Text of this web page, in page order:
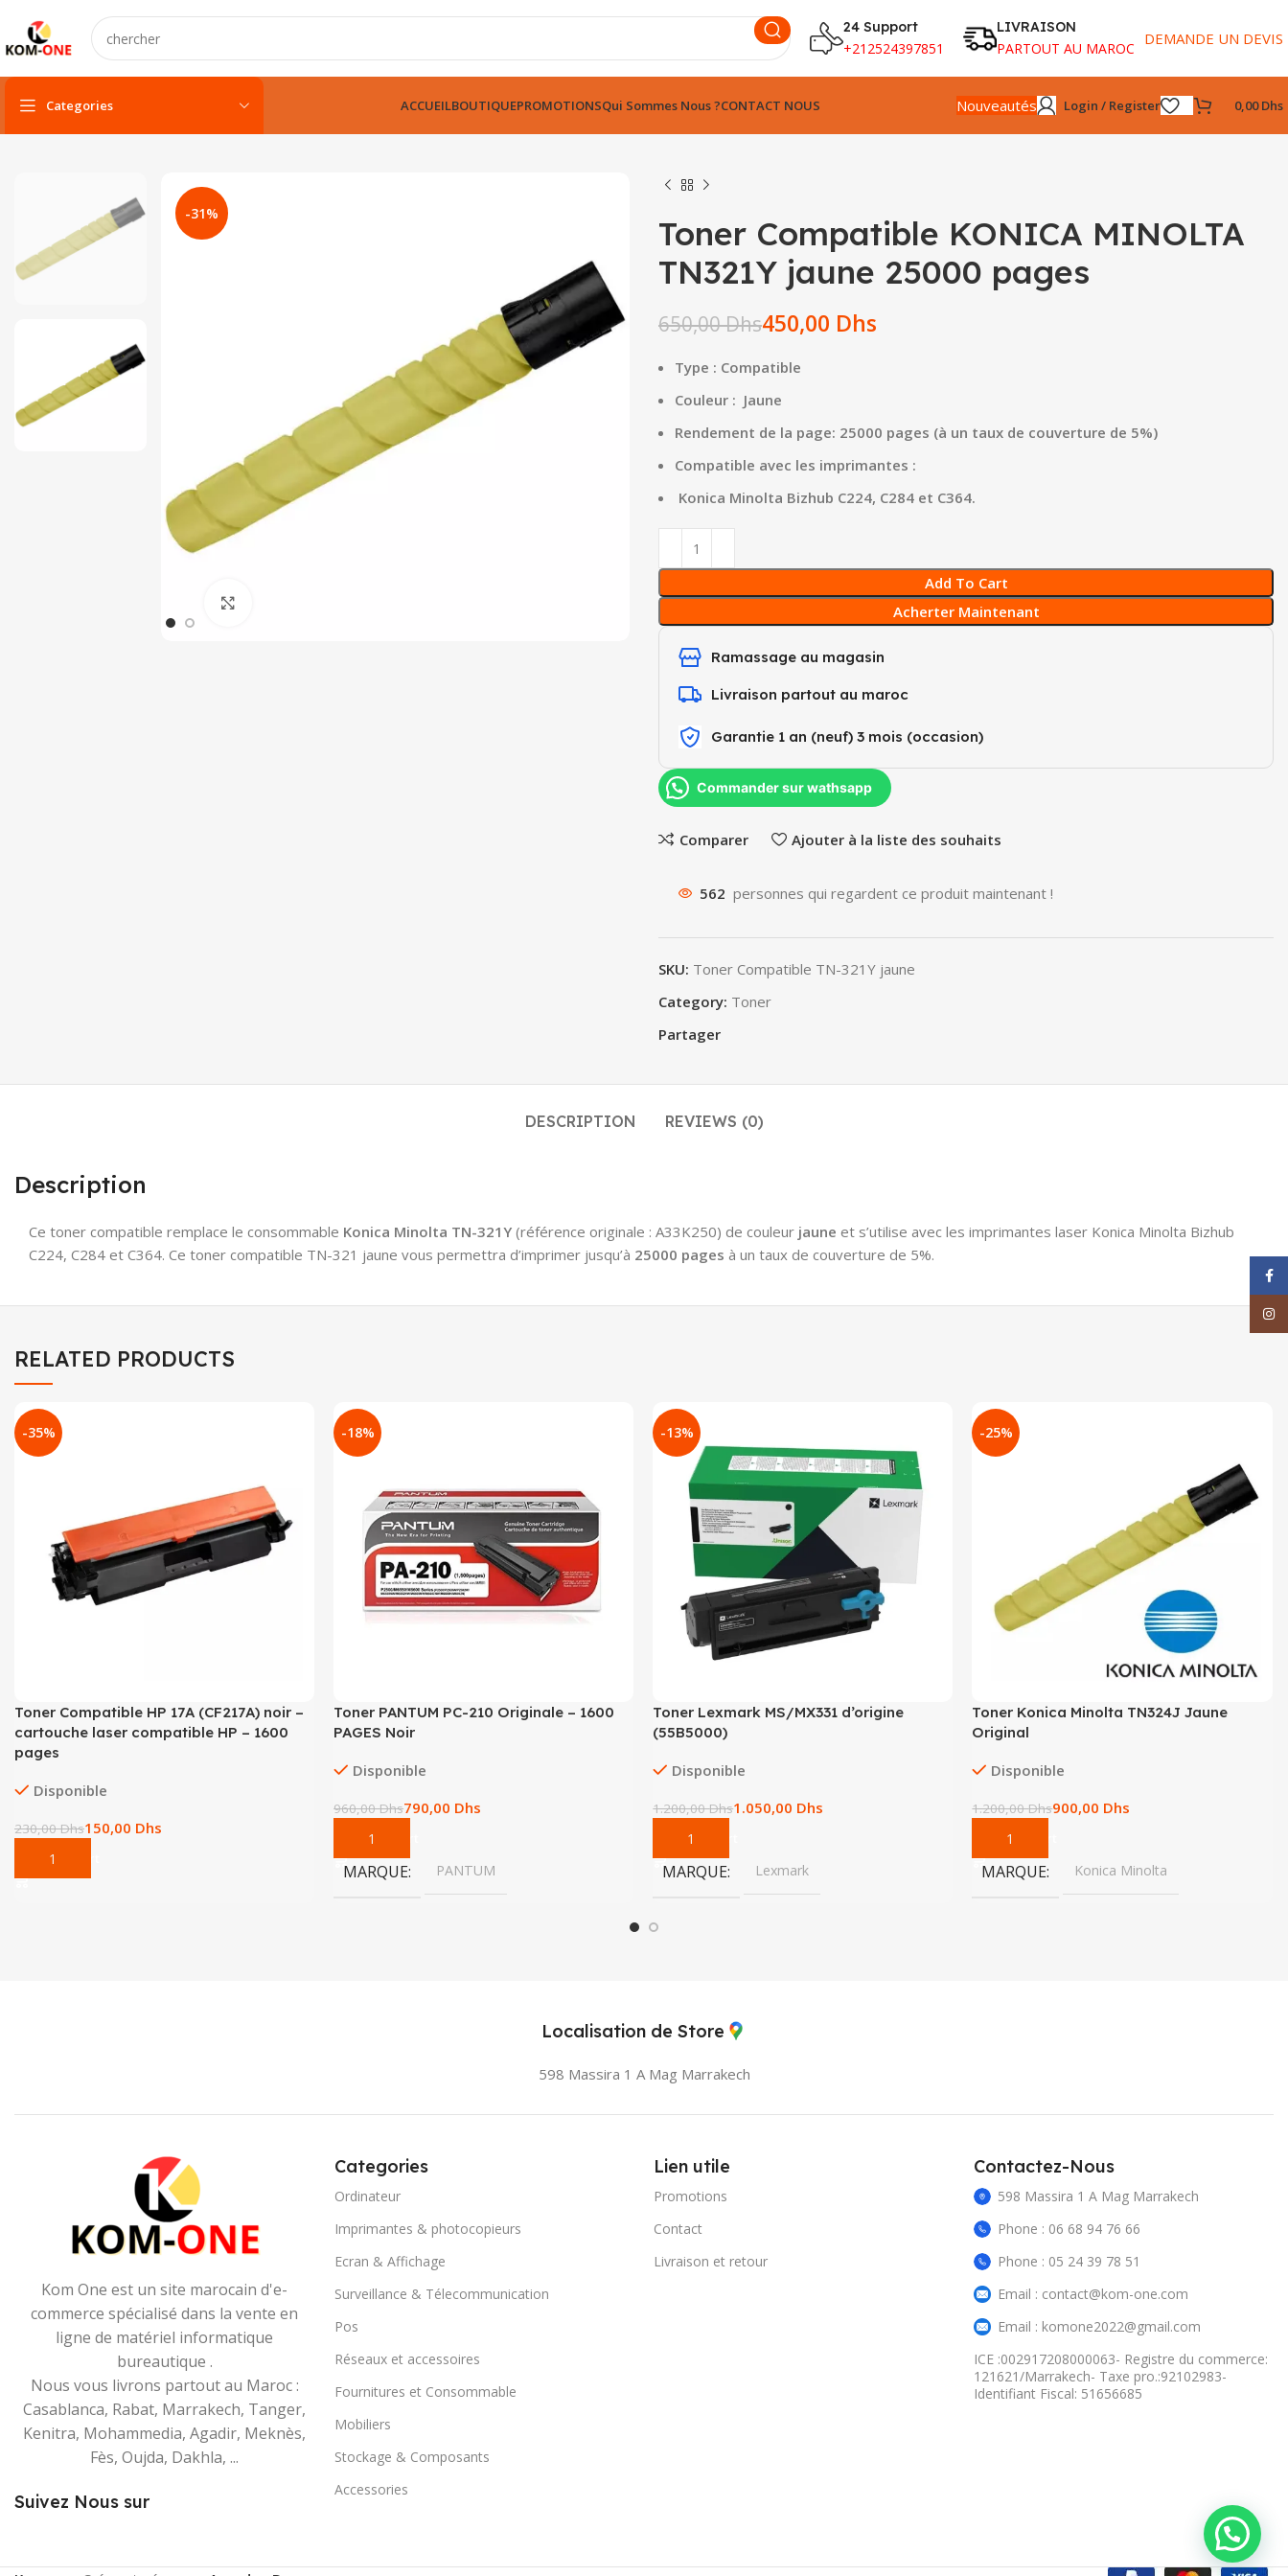
24 Support
+212524397851
LIVRAISON
PARTOUT AU MAROC DEMANDE UN DEVIS
Categories
Unité centarle avec écran
Tout-en-un
ACCUEILBOUTIQUEPROMOTIONSQui Sommes Nous ?CONTACT NOUS Nouveautés Login / Register 0,00Dhs
-31%
Toner Compatible KONICA MINOLTA
TN321Y jaune 25000 pages
650,00Dhs450,00 Dhs
Type : Compatible
Couleur : Jaune
Rendement de la page: 25000 pages (à un taux de couverture de 5%)
Compatible avec les imprimantes :
Konica Minolta Bizhub C224, C284 et C364.
Add To Cart
Acherter Maintenant
Ramassage au magasin
Livraison partout au maroc
Garantie 1 an (neuf) 3 mois (occasion)​
Commander sur wathsapp
Comparer Ajouter à la liste des souhaits
562 personnes qui regardent ce produit maintenant !
SKU: Toner Compatible TN-321Y jaune
Category: Toner
Partager
DESCRIPTION REVIEWS (0)
Description
Ce toner compatible remplace le consommable Konica Minolta TN-321Y (référence originale : A33K250) de couleur jaune et s’utilise avec les imprimantes laser Konica Minolta Bizhub
C224, C284 et C364. Ce toner compatible TN-321 jaune vous permettra d’imprimer jusqu’à 25000 pages à un taux de couverture de 5%.
RELATED PRODUCTS
-35%
Toner Compatible HP 17A (CF217A) noir –
cartouche laser compatible HP – 1600
pages
Disponible
230,00Dhs150,00 Dhs
Add To Cart
-18%
Toner PANTUM PC-210 Originale – 1600
PAGES Noir
Disponible
960,00Dhs790,00 Dhs
Add To Cart
MARQUE PANTUM
-13%
Toner Lexmark MS/MX331 d’origine
(55B5000)
Disponible
1.200,00Dhs1.050,00 Dhs
Add To Cart
MARQUE Lexmark
-25%
Toner Konica Minolta TN324J Jaune
Original
Disponible
1.200,00Dhs900,00 Dhs
Add To Cart
MARQUE Konica Minolta
Localisation de Store
598 Massira 1 A Mag Marrakech
Kom One est un site marocain d'e-
commerce spécialisé dans la vente en
ligne de matériel informatique
bureautique .
Nous vous livrons partout au Maroc :
Casablanca, Rabat, Marrakech, Tanger,
Kenitra, Mohammedia, Agadir, Meknès,
Fès, Oujda, Dakhla, ...
Suivez Nous sur
Categories
Ordinateur
Imprimantes & photocopieurs
Ecran & Affichage
Surveillance & Télecommunication
Pos
Réseaux et accessoires
Fournitures et Consommable
Mobiliers
Stockage & Composants
Accessories
Lien utile
Promotions
Contact
Livraison et retour
Contactez-Nous
598 Massira 1 A Mag Marrakech
Phone : 06 68 94 76 66
Phone : 05 24 39 78 51
Email : contact@kom-one.com
Email : komone2022@gmail.com
ICE :002917208000063- Registre du commerce:
121621/Marrakech- Taxe pro.:92102983-
Identifiant Fiscal: 51656685